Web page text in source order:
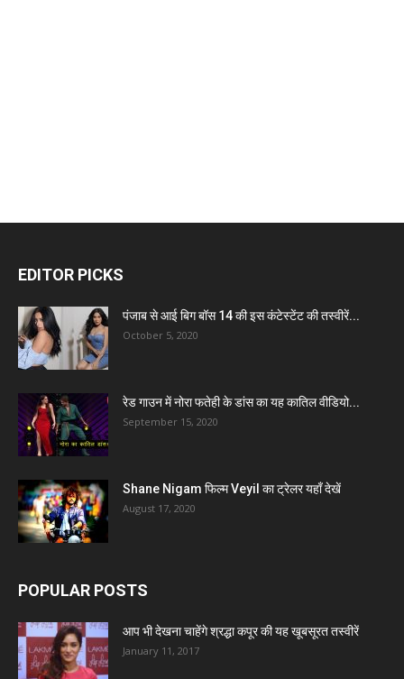
EDITOR PICKS
पंजाब से आई बिग बॉस 14 की इस कंटेस्टेंट की तस्वीरें...
October 5, 2020
रेड गाउन में नोरा फतेही के डांस का यह कातिल वीडियो...
September 15, 2020
Shane Nigam फिल्म Veyil का ट्रेलर यहाँ देखें
August 17, 2020
POPULAR POSTS
आप भी देखना चाहेंगे श्रद्धा कपूर की यह खूबसूरत तस्वीरें
January 11, 2017